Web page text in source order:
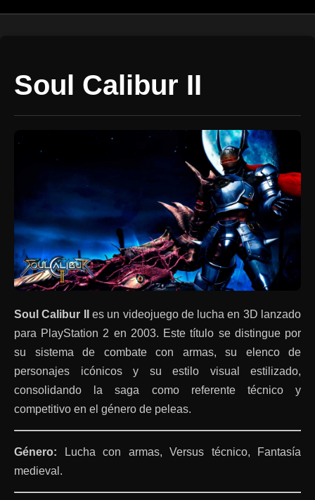
Soul Calibur II
Soul Calibur II
es un videojuego de lucha en 3D lanzado
para PlayStation 2 en 2003. Este título se distingue por
su sistema de combate con armas, su elenco de
personajes icónicos y su estilo visual estilizado,
consolidando la saga como referente técnico y
competitivo en el género de peleas.
Género: Lucha con armas, Versus técnico, Fantasía
medieval.